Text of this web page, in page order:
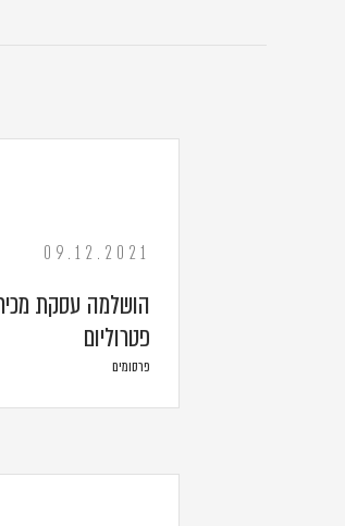
09.12.2021
הושלמה עסקת
פטרוליום
פרסומים